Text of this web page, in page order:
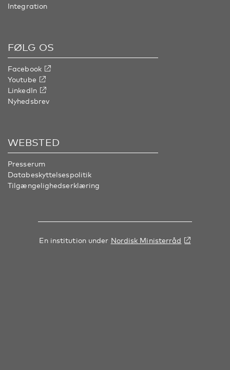
Integration
FØLG OS
Facebook
Youtube
LinkedIn
Nyhedsbrev
WEBSTED
Presserum
Databeskyttelsespolitik
Tilgængelighedserklæring
En institution under Nordisk Ministerråd